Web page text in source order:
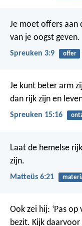
Je moet offers aan
van je oogst geven.
Spreuken 3:9 offer
Je kunt beter arm
dan rijk zijn en
Spreuken 15:16
Laat de hemelse
zijn.
Matteüs 6:21
Ook zei hij: ‘Pas
bezit. Kijk